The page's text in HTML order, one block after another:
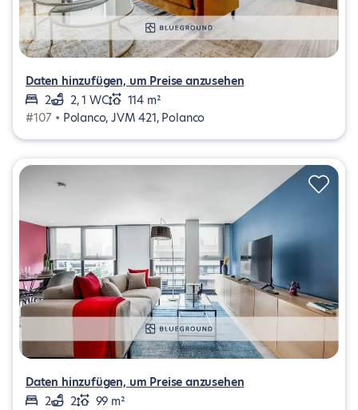
Daten hinzufügen, um Preise anzusehen
2
2, 1 WC
114 m²
#107 • Polanco, JVM 421, Polanco
Daten hinzufügen, um Preise anzusehen
2
2
99 m²